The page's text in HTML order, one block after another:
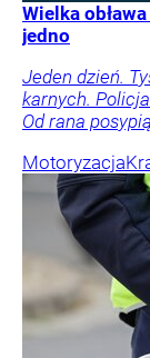
Wielka
jedno
Jeden dzień.
karnych.
Od rana
Motoryzacja